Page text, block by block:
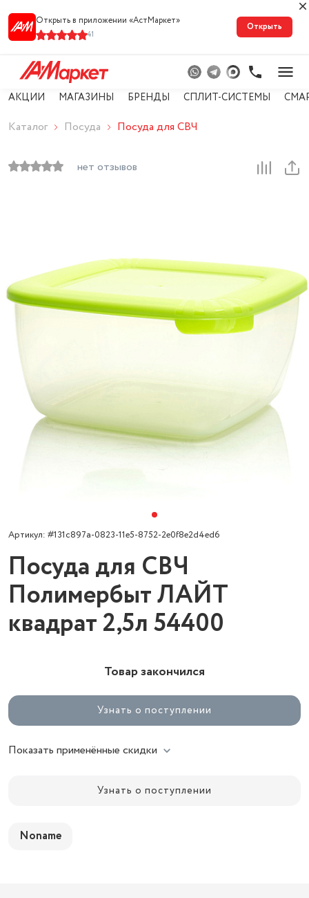
Открыть в приложении «АстМарке‪т‬»
41
Открыть
АКЦИИ МАГАЗИНЫ БРЕНДЫ СПЛИТ-СИСТЕМЫ
Каталог Посуда Посуда для СВЧ
нет отзывов
Артикул: #131c897a-0823-11e5-8752-2e0f8e2d4ed6
Посуда для СВЧ
Полимербыт ЛАЙТ
квадрат 2,5л 54400
Товар закончился
Узнать о поступлении
Показать применённые скидки
Узнать о поступлении
Noname